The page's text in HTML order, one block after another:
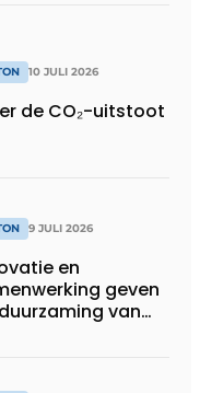
10 JULI 2026
de CO₂-uitstoot
9 JULI 2026
en
geven
van